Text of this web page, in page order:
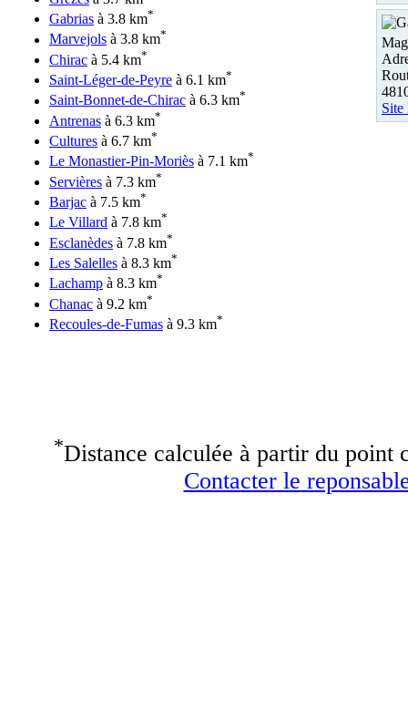
Gabrias à 3.8 km*
Marvejols à 3.8 km*
Chirac à 5.4 km*
Saint-Léger-de-Peyre à 6.1 km*
Saint-Bonnet-de-Chirac à 6.3 km*
Antrenas à 6.3 km*
Cultures à 6.7 km*
Le Monastier-Pin-Moriès à 7.1 km*
Servières à 7.3 km*
Barjac à 7.5 km*
Le Villard à 7.8 km*
Esclanèdes à 7.8 km*
Les Salelles à 8.3 km*
Lachamp à 8.3 km*
Chanac à 9.2 km*
Recoules-de-Fumas à 9.3 km*
Site
*Distance calculée à partir du point
Contacter le